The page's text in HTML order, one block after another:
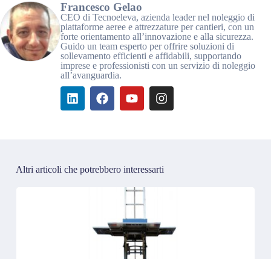
Francesco Gelao
CEO di Tecnoeleva, azienda leader nel noleggio di
piattaforme aeree e attrezzature per cantieri, con un
forte orientamento all’innovazione e alla sicurezza.
Guido un team esperto per offrire soluzioni di
sollevamento efficienti e affidabili, supportando
imprese e professionisti con un servizio di noleggio
all’avanguardia.
Altri articoli che potrebbero interessarti